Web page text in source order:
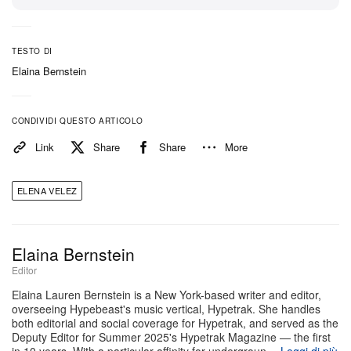
proposta YR007 di Velez e continua a seguirci su
Hypebeast per tutti gli aggiornamenti dalla New York
TESTO DI
Elaina Bernstein
CONDIVIDI QUESTO ARTICOLO
Link Share Share More
ELENA VELEZ
Elaina Bernstein
Editor
Elaina Lauren Bernstein is a New York-based writer and editor,
overseeing Hypebeast's music vertical, Hypetrak. She handles
both editorial and social coverage for Hypetrak, and served as the
Deputy Editor for Summer 2025's Hypetrak Magazine — the first